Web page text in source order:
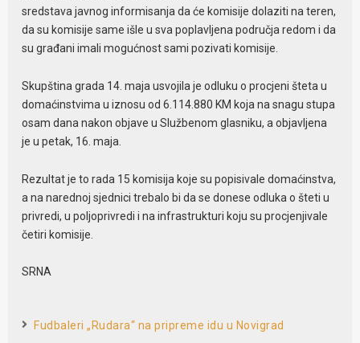
sredstava javnog informisanja da će komisije dolaziti na teren,
da su komisije same išle u sva poplavljena područja redom i da
su građani imali mogućnost sami pozivati komisije.
Skupština grada 14. maja usvojila je odluku o procjeni šteta u
domaćinstvima u iznosu od 6.114.880 KM koja na snagu stupa
osam dana nakon objave u Službenom glasniku, a objavljena
je u petak, 16. maja.
Rezultat je to rada 15 komisija koje su popisivale domaćinstva,
a na narednoj sjednici trebalo bi da se donese odluka o šteti u
privredi, u poljoprivredi i na infrastrukturi koju su procjenjivale
četiri komisije.
SRNA
Fudbaleri „Rudara“ na pripreme idu u Novigrad